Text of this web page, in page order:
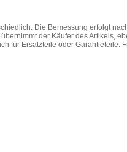
Die Bemessung erfolgt
der Käufer des Artikels,
für Ersatzteile oder Garantieteile.